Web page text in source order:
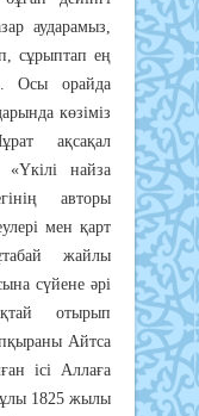
аударамыз,
сұрыптап ең
Осы орайда
көзіміз
ақсақал
найза
авторы
мен қарт
жайлы
сүйене әрі
отырып
Айтса
ісі Аллаға
1825 жылы